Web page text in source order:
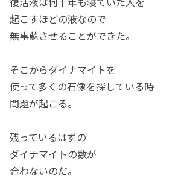
起こすほどの液なので
無事蘇させることができた。
そこからダイナマイトを
使って多くの石像を探している時
問題が起こる。
残っているはずの
ダイナマイトの数が
合わないのだ。